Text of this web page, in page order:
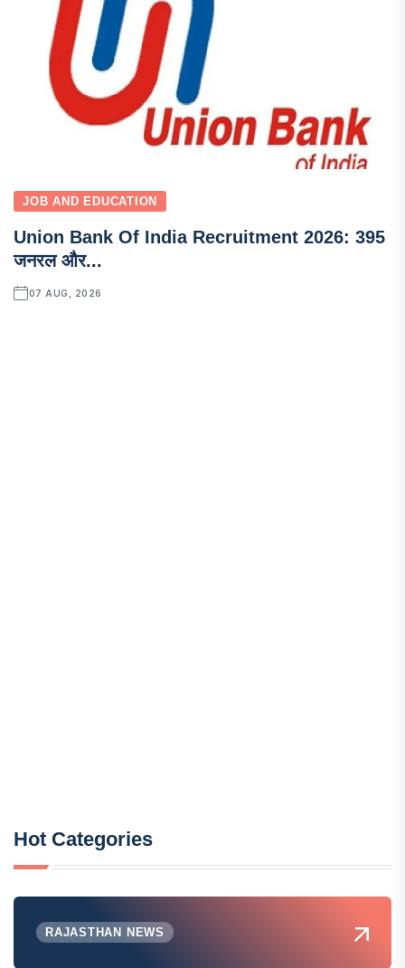
JOB AND EDUCATION
Union Bank Of India Recruitment 2026: 395
जनरल और...
07 AUG, 2026
Hot Categories
RAJASTHAN NEWS